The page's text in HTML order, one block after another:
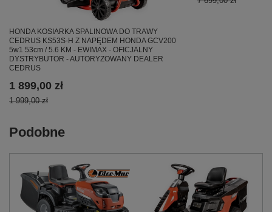
HONDA KOSIARKA SPALINOWA DO TRAWY
CEDRUS KS53S-H Z NAPĘDEM HONDA GCV200
5w1 53cm / 5.6 KM - EWIMAX - OFICJALNY
DYSTRYBUTOR - AUTORYZOWANY DEALER
CEDRUS
1 899,00 zł
1 999,00 zł
Podobne